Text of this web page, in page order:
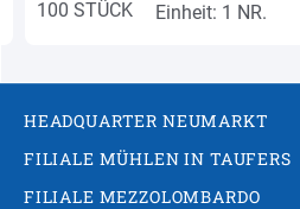
Einheit: 1 NR.
HEADQUARTER NEUMARKT
FILIALE MÜHLEN IN TAUFERS
FILIALE MEZZOLOMBARDO